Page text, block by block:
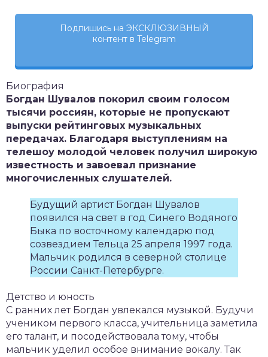
Подпишись на ЭКСКЛЮЗИВНЫЙ
контент в Telegram
Биография
Богдан Шувалов покорил своим голосом
тысячи россиян, которые не пропускают
выпуски рейтинговых музыкальных
передачах. Благодаря выступлениям на
телешоу молодой человек получил широкую
известность и завоевал признание
многочисленных слушателей.
Будущий артист Богдан Шувалов
появился на свет в год Синего Водяного
Быка по восточному календарю под
созвездием Тельца 25 апреля 1997 года.
Мальчик родился в северной столице
России Санкт-Петербурге.
Детство и юность
С ранних лет Богдан увлекался музыкой. Будучи
учеником первого класса, учительница заметила
его талант, и посодействовала тому, чтобы
мальчик уделил особое внимание вокалу. Так